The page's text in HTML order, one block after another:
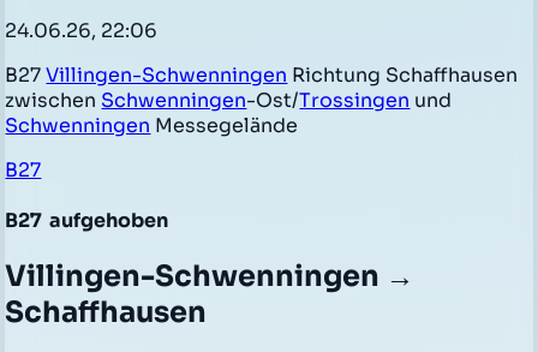
24.06.26, 22:06
B27Villingen-Schwenningen Richtung Schaffhausen
zwischen Schwenningen-Ost/Trossingen und
Schwenningen Messegelände
B27
B27 aufgehoben
Villingen-Schwenningen →
Schaffhausen